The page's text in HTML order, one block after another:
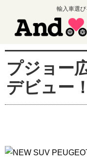
輸入車選び
プジョー
デビュー！